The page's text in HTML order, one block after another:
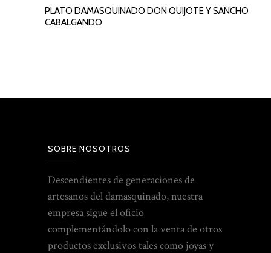
LEER MÁS
PLATO DAMASQUINADO DON QUIJOTE Y SANCHO
CABALGANDO
SOBRE NOSOTROS
Descendientes de generaciones de
artesanos del damasquinado, nuestra
empresa sigue el oficio
complementándolo con la venta de otros
productos exclusivos tales como joyas y